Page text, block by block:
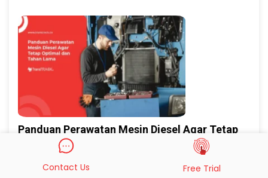
Panduan Perawatan Mesin Diesel Agar Tetap
Optimal dan Tahan Lama
STRATEGI OPERASIONAL
Contact Us Free Trial